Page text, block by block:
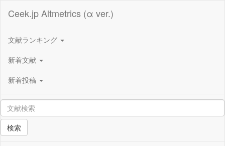
Ceek.jp Altmetrics (α ver.)
文献ランキング
新着文献
新着投稿
検索